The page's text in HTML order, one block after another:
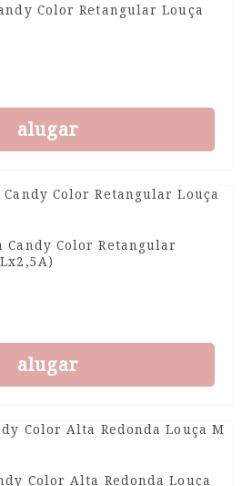
Color Retangular Louça
alugar
Candy Color Retangular
alugar
Color Alta Redonda Louça